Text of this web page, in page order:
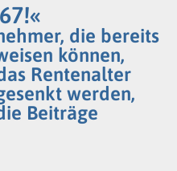
die bereits
können,
Rentenalter
werden,
Beiträge